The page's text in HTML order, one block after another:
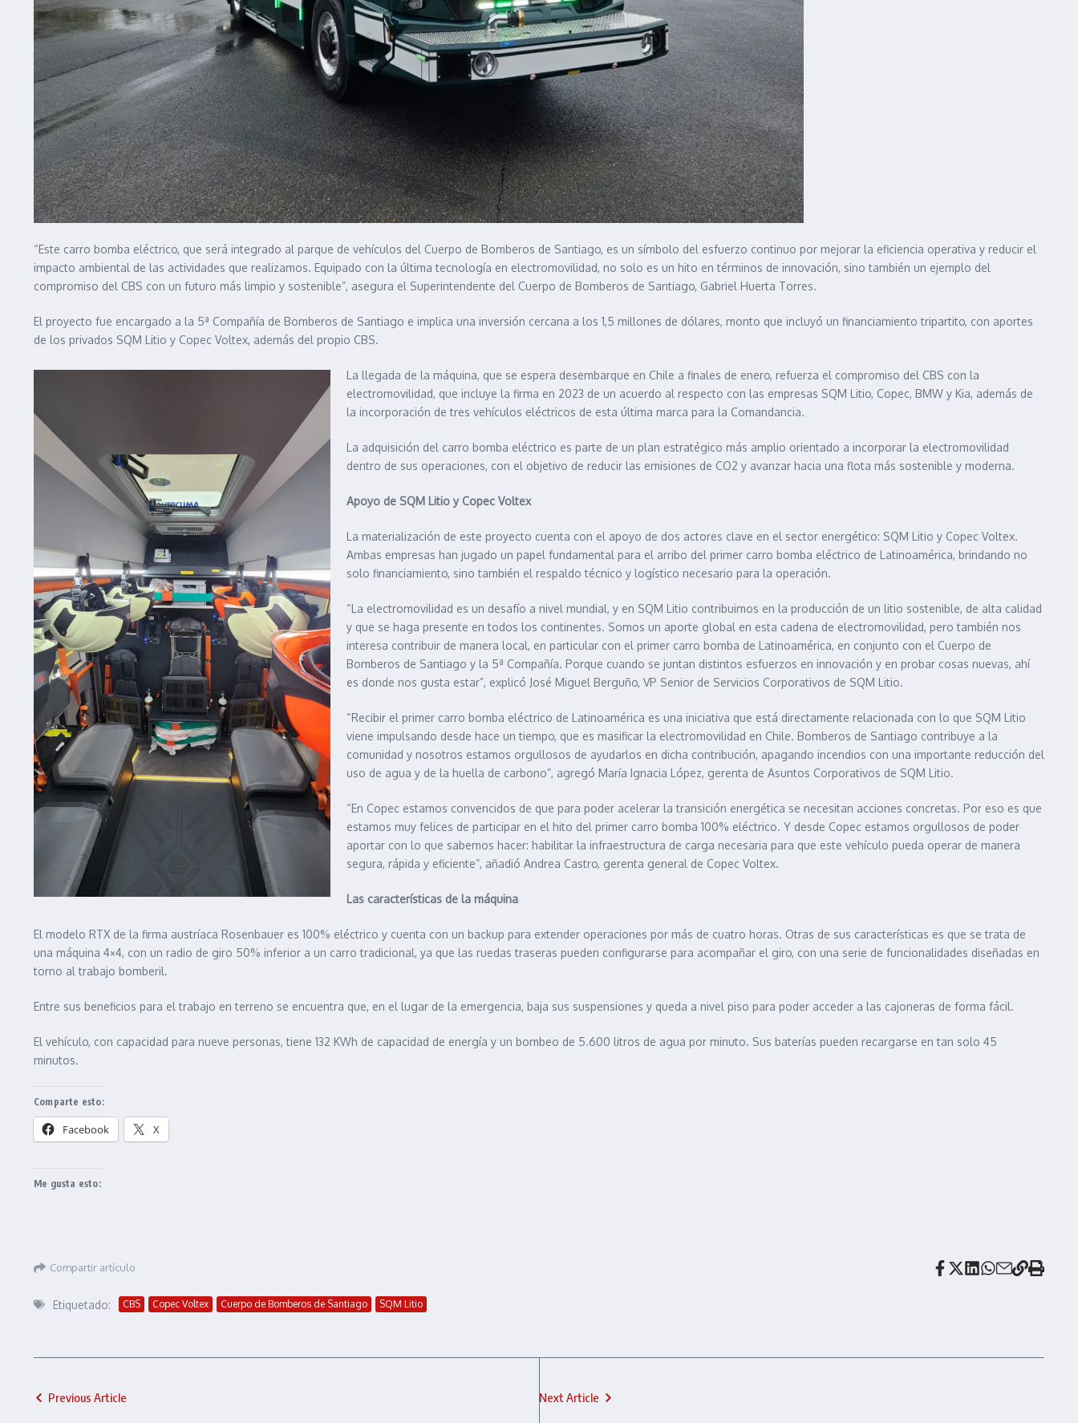
“Este carro bomba eléctrico, que será integrado al parque de vehículos del Cuerpo de Bomberos de Santiago, es un símbolo del esfuerzo continuo por mejorar la eficiencia operativa y reducir el
impacto ambiental de las actividades que realizamos. Equipado con la última tecnología en electromovilidad, no solo es un hito en términos de innovación, sino también un ejemplo del
compromiso del CBS con un futuro más limpio y sostenible”, asegura el Superintendente del Cuerpo de Bomberos de Santiago, Gabriel Huerta Torres.
El proyecto fue encargado a la 5ª Compañía de Bomberos de Santiago e implica una inversión cercana a los 1,5 millones de dólares, monto que incluyó un financiamiento tripartito, con aportes
de los privados SQM Litio y Copec Voltex, además del propio CBS.
La llegada de la máquina, que se espera desembarque en Chile a finales de enero, refuerza el compromiso del CBS con la
electromovilidad, que incluye la firma en 2023 de un acuerdo al respecto con las empresas SQM Litio, Copec, BMW y Kia, además de
la incorporación de tres vehículos eléctricos de esta última marca para la Comandancia.
La adquisición del carro bomba eléctrico es parte de un plan estratégico más amplio orientado a incorporar la electromovilidad
dentro de sus operaciones, con el objetivo de reducir las emisiones de CO2 y avanzar hacia una flota más sostenible y moderna.
Apoyo de SQM Litio y Copec Voltex
La materialización de este proyecto cuenta con el apoyo de dos actores clave en el sector energético: SQM Litio y Copec Voltex.
Ambas empresas han jugado un papel fundamental para el arribo del primer carro bomba eléctrico de Latinoamérica, brindando no
solo financiamiento, sino también el respaldo técnico y logístico necesario para la operación.
“La electromovilidad es un desafío a nivel mundial, y en SQM Litio contribuimos en la producción de un litio sostenible, de alta calidad
y que se haga presente en todos los continentes. Somos un aporte global en esta cadena de electromovilidad, pero también nos
interesa contribuir de manera local, en particular con el primer carro bomba de Latinoamérica, en conjunto con el Cuerpo de
Bomberos de Santiago y la 5ª Compañía. Porque cuando se juntan distintos esfuerzos en innovación y en probar cosas nuevas, ahí
es donde nos gusta estar”, explicó José Miguel Berguño, VP Senior de Servicios Corporativos de SQM Litio.
“Recibir el primer carro bomba eléctrico de Latinoamérica es una iniciativa que está directamente relacionada con lo que SQM Litio
viene impulsando desde hace un tiempo, que es masificar la electromovilidad en Chile. Bomberos de Santiago contribuye a la
comunidad y nosotros estamos orgullosos de ayudarlos en dicha contribución, apagando incendios con una importante reducción del
uso de agua y de la huella de carbono”, agregó María Ignacia López, gerenta de Asuntos Corporativos de SQM Litio.
“En Copec estamos convencidos de que para poder acelerar la transición energética se necesitan acciones concretas. Por eso es que
estamos muy felices de participar en el hito del primer carro bomba 100% eléctrico. Y desde Copec estamos orgullosos de poder
aportar con lo que sabemos hacer: habilitar la infraestructura de carga necesaria para que este vehículo pueda operar de manera
segura, rápida y eficiente”, añadió Andrea Castro, gerenta general de Copec Voltex.
Las características de la máquina
El modelo RTX de la firma austríaca Rosenbauer es 100% eléctrico y cuenta con un backup para extender operaciones por más de cuatro horas. Otras de sus características es que se trata de
una máquina 4×4, con un radio de giro 50% inferior a un carro tradicional, ya que las ruedas traseras pueden configurarse para acompañar el giro, con una serie de funcionalidades diseñadas en
torno al trabajo bomberil.
Entre sus beneficios para el trabajo en terreno se encuentra que, en el lugar de la emergencia, baja sus suspensiones y queda a nivel piso para poder acceder a las cajoneras de forma fácil.
El vehículo, con capacidad para nueve personas, tiene 132 KWh de capacidad de energía y un bombeo de 5.600 litros de agua por minuto. Sus baterías pueden recargarse en tan solo 45
minutos.
Comparte esto:
Facebook X
Me gusta esto:
Compartir artículo
Etiquetado: CBS Copec Voltex Cuerpo de Bomberos de Santiago SQM Litio
Previous Article Next Article